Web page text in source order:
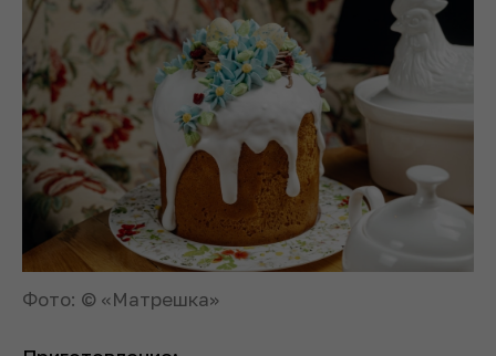
Фото: © «Матрешка»